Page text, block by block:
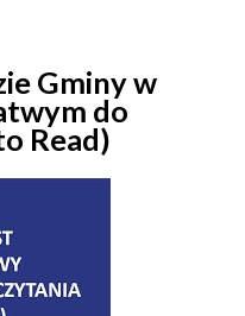
Gminy w
do
Read)